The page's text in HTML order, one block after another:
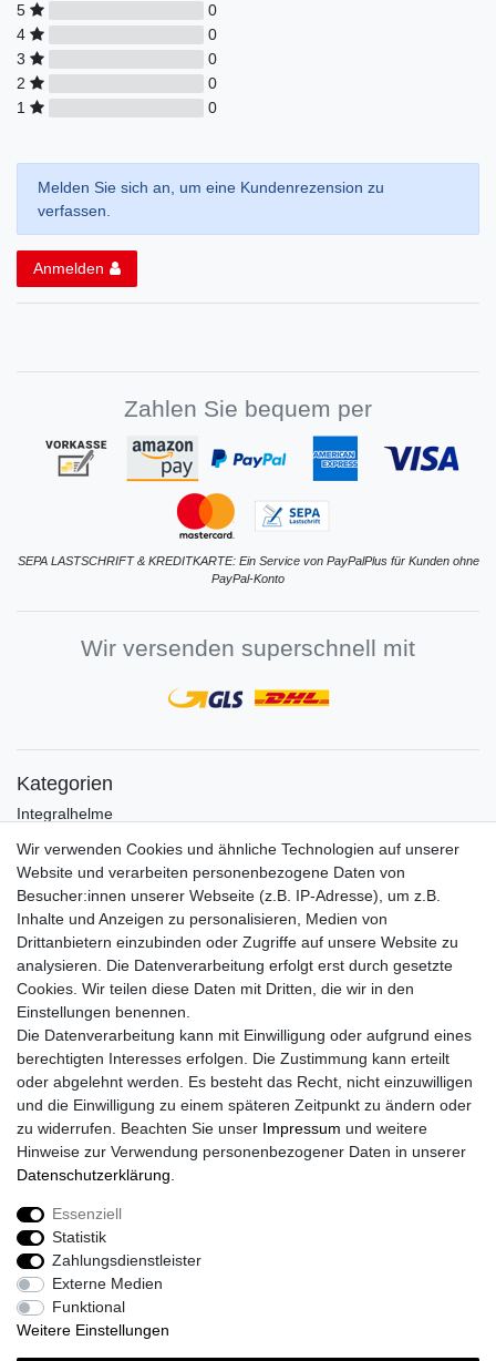
5
0
4
0
3
0
2
0
1
0
Melden Sie sich an, um eine Kundenrezension zu
verfassen.
Anmelden
Zahlen Sie bequem per
SEPA LASTSCHRIFT & KREDITKARTE: Ein Service von PayPalPlus für Kunden ohne
PayPal-Konto
Wir versenden superschnell mit
Kategorien
Integralhelme
Crosshelme
Klapphelme
Zubehör/Visiere
Bluetoothhelme
Kinderhelme
Skihelme
Services
Mein Konto
Kontakt
FAQ
Rechtliches
AGB
Widerrufs­recht
Widerrufs­formular
Impressum
Daten­schutz­erklärung
Vertrag Widerrufen
Wir verwenden Cookies und ähnliche Technologien auf unserer
Website und verarbeiten personenbezogene Daten von
Besucher:innen unserer Webseite (z.B. IP-Adresse), um z.B.
Inhalte und Anzeigen zu personalisieren, Medien von
Drittanbietern einzubinden oder Zugriffe auf unsere Website zu
analysieren. Die Datenverarbeitung erfolgt erst durch gesetzte
Cookies. Wir teilen diese Daten mit Dritten, die wir in den
Einstellungen benennen.
Die Datenverarbeitung kann mit Einwilligung oder aufgrund eines
berechtigten Interesses erfolgen. Die Zustimmung kann erteilt
oder abgelehnt werden. Es besteht das Recht, nicht einzuwilligen
und die Einwilligung zu einem späteren Zeitpunkt zu ändern oder
zu widerrufen. Beachten Sie unser Impressum und weitere
Hinweise zur Verwendung personenbezogener Daten in unserer
Daten­schutz­erklärung
Essenziell
Statistik
Zahlungsdienstleister
Externe Medien
Funktional
Weitere Einstellungen